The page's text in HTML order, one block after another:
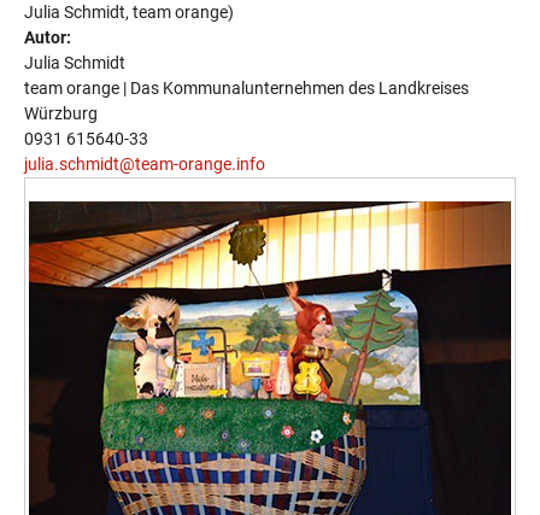
Julia Schmidt, team orange)
Autor:
Julia Schmidt
team orange | Das Kommunalunternehmen des Landkreises
Würzburg
0931 615640-33
julia.schmidt@team-orange.info